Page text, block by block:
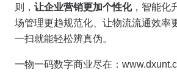
则， 让企业营销更加个性化，智能化
场管理更趋规范化、让物流流通效率
一扫就能轻松辨真伪。
一物一码数字商业尽在：